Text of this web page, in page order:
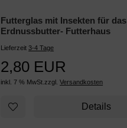
Futterglas mit Insekten für das
Erdnussbutter- Futterhaus
Lieferzeit3-4 Tage
2,80 EUR
inkl. 7 % MwSt. zzgl.Versandkosten
Details